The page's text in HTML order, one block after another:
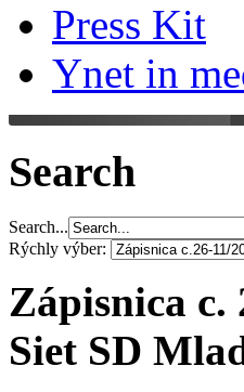
Press Kit
Ynet in
Search
Search...
Rýchly výber:
Zápisnica c.
Siet SD